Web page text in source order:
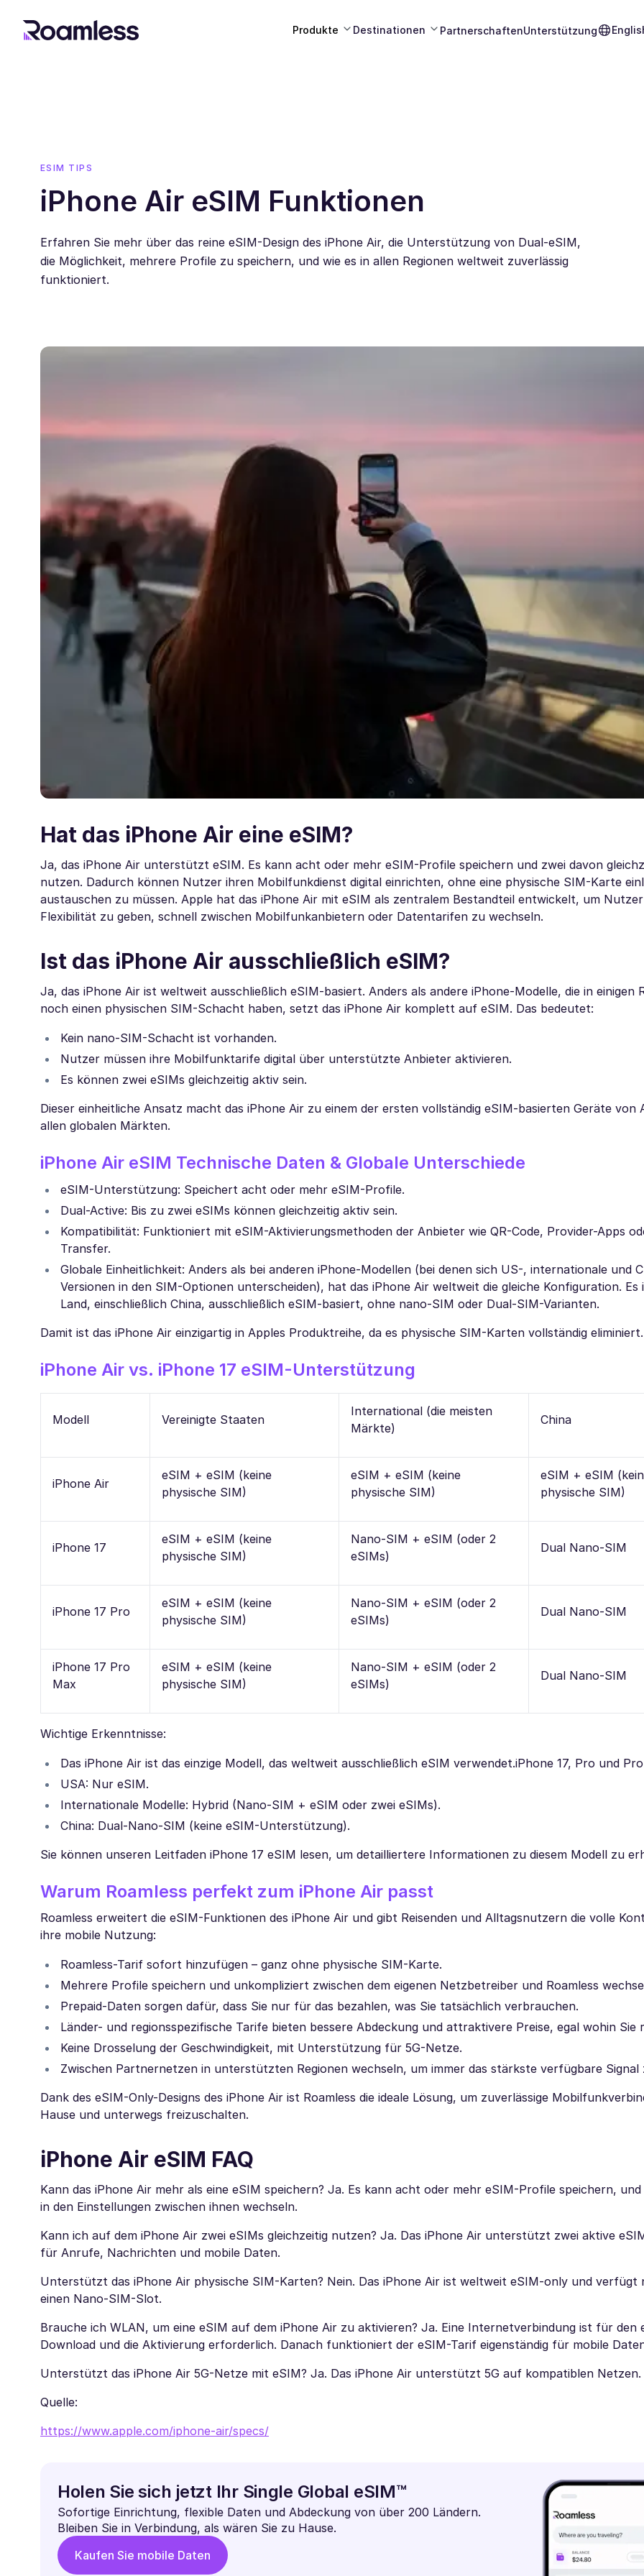
Produkte Destinationen PartnerschaftenUnterstützung
ESIM TIPS
iPhone Air eSIM Funktionen
Erfahren Sie mehr über das reine eSIM-Design des iPhone Air, die Unterstützung von Dual-eSIM,
die Möglichkeit, mehrere Profile zu speichern, und wie es in allen Regionen weltweit zuverlässig
funktioniert.
Hat das iPhone Air eine eSIM?
Ja, das iPhone Air unterstützt eSIM. Es kann acht oder mehr eSIM-Profile speichern und zwei davon
nutzen. Dadurch können Nutzer ihren Mobilfunkdienst digital einrichten, ohne eine physische SIM-Karte
austauschen zu müssen. Apple hat das iPhone Air mit eSIM als zentralem Bestandteil entwickelt, um
Flexibilität zu geben, schnell zwischen Mobilfunkanbietern oder Datentarifen zu wechseln.
Ist das iPhone Air ausschließlich eSIM?
Ja, das iPhone Air ist weltweit ausschließlich eSIM-basiert. Anders als andere iPhone-Modelle, die in einigen
noch einen physischen SIM-Schacht haben, setzt das iPhone Air komplett auf eSIM. Das bedeutet:
Kein nano-SIM-Schacht ist vorhanden.
Nutzer müssen ihre Mobilfunktarife digital über unterstützte Anbieter aktivieren.
Es können zwei eSIMs gleichzeitig aktiv sein.
Dieser einheitliche Ansatz macht das iPhone Air zu einem der ersten vollständig eSIM-basierten Geräte von
allen globalen Märkten.
iPhone Air eSIM Technische Daten & Globale Unterschiede
eSIM-Unterstützung: Speichert acht oder mehr eSIM-Profile.
Dual-Active: Bis zu zwei eSIMs können gleichzeitig aktiv sein.
Kompatibilität: Funktioniert mit eSIM-Aktivierungsmethoden der Anbieter wie QR-Code, Provider-Apps
Transfer.
Globale Einheitlichkeit: Anders als bei anderen iPhone-Modellen (bei denen sich US-, internationale und
Versionen in den SIM-Optionen unterscheiden), hat das iPhone Air weltweit die gleiche Konfiguration. Es
Land, einschließlich China, ausschließlich eSIM-basiert, ohne nano-SIM oder Dual-SIM-Varianten.
Damit ist das iPhone Air einzigartig in Apples Produktreihe, da es physische SIM-Karten vollständig eliminiert.
iPhone Air vs. iPhone 17 eSIM-Unterstützung
Modell Vereinigte Staaten
International (die meisten
Märkte)
China
iPhone Air
eSIM + eSIM (keine
physische SIM)
eSIM + eSIM (keine
physische SIM)
eSIM + eSIM
physische SIM)
iPhone 17
eSIM + eSIM (keine
physische SIM)
Nano-SIM + eSIM (oder 2
eSIMs)
Dual Nano-SIM
iPhone 17 Pro
eSIM + eSIM (keine
physische SIM)
Nano-SIM + eSIM (oder 2
eSIMs)
Dual Nano-SIM
iPhone 17 Pro
Max
eSIM + eSIM (keine
physische SIM)
Nano-SIM + eSIM (oder 2
eSIMs)
Dual Nano-SIM
Wichtige Erkenntnisse:
Das iPhone Air ist das einzige Modell, das weltweit ausschließlich eSIM verwendet.iPhone 17, Pro und
USA: Nur eSIM.
Internationale Modelle: Hybrid (Nano-SIM + eSIM oder zwei eSIMs).
China: Dual-Nano-SIM (keine eSIM-Unterstützung).
Sie können unseren Leitfaden iPhone 17 eSIM lesen, um detailliertere Informationen zu diesem Modell zu
Warum Roamless perfekt zum iPhone Air passt
Roamless erweitert die eSIM-Funktionen des iPhone Air und gibt Reisenden und Alltagsnutzern die volle
ihre mobile Nutzung:
Roamless-Tarif sofort hinzufügen – ganz ohne physische SIM-Karte.
Mehrere Profile speichern und unkompliziert zwischen dem eigenen Netzbetreiber und Roamless
Prepaid-Daten sorgen dafür, dass Sie nur für das bezahlen, was Sie tatsächlich verbrauchen.
Länder- und regionsspezifische Tarife bieten bessere Abdeckung und attraktivere Preise, egal wohin Sie
Keine Drosselung der Geschwindigkeit, mit Unterstützung für 5G-Netze.
Zwischen Partnernetzen in unterstützten Regionen wechseln, um immer das stärkste verfügbare Signal
Dank des eSIM-Only-Designs des iPhone Air ist Roamless die ideale Lösung, um zuverlässige
Hause und unterwegs freizuschalten.
iPhone Air eSIM FAQ
Kann das iPhone Air mehr als eine eSIM speichern? Ja. Es kann acht oder mehr eSIM-Profile speichern,
in den Einstellungen zwischen ihnen wechseln.
Kann ich auf dem iPhone Air zwei eSIMs gleichzeitig nutzen? Ja. Das iPhone Air unterstützt zwei aktive
für Anrufe, Nachrichten und mobile Daten.
Unterstützt das iPhone Air physische SIM-Karten? Nein. Das iPhone Air ist weltweit eSIM-only und verfügt
einen Nano-SIM-Slot.
Brauche ich WLAN, um eine eSIM auf dem iPhone Air zu aktivieren? Ja. Eine Internetverbindung ist für den
Download und die Aktivierung erforderlich. Danach funktioniert der eSIM-Tarif eigenständig für mobile
Unterstützt das iPhone Air 5G-Netze mit eSIM? Ja. Das iPhone Air unterstützt 5G auf kompatiblen Netzen.
Quelle:
https://www.apple.com/iphone-air/specs/
Holen Sie sich jetzt Ihr Single Global eSIM™
Sofortige Einrichtung, flexible Daten und Abdeckung von über 200 Ländern.
Bleiben Sie in Verbindung, als wären Sie zu Hause.
Kaufen Sie mobile Daten